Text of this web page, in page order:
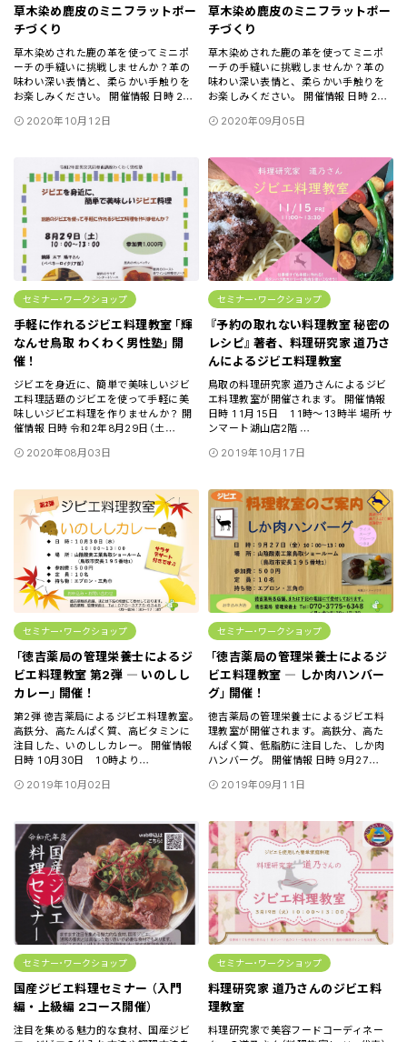
草木染め鹿皮のミニフラットポー
チづくり
草木染めされた鹿の革を使ってミニポ
ーチの手縫いに挑戦しませんか？革の
味わい深い表情と、柔らかい手触りを
お楽しみください。 開催情報 日時 2…
2020年10月12日
草木染め鹿皮のミニフラットポー
チづくり
草木染めされた鹿の革を使ってミニポ
ーチの手縫いに挑戦しませんか？革の
味わい深い表情と、柔らかい手触りを
お楽しみください。 開催情報 日時 2…
2020年09月05日
セミナー･ワークショップ
手軽に作れるジビエ料理教室「輝
なんせ鳥取 わくわく男性塾」開
催！
ジビエを身近に、簡単で美味しいジビ
エ料理話題のジビエを使って手軽に美
味しいジビエ料理を作りませんか？ 開
催情報 日時 令和2年8月29日（土…
2020年08月03日
セミナー･ワークショップ
『予約の取れない料理教室 秘密の
レシピ』著者、料理研究家 道乃さ
んによるジビエ料理教室
鳥取の料理研究家 道乃さんによるジビ
エ料理教室が開催されます。 開催情報
日時 11月15日 11時～13時半 場所 サ
ンマート湖山店2階 …
2019年10月17日
セミナー･ワークショップ
「徳吉薬局の管理栄養士によるジ
ビエ料理教室 第2弾 ― いのしし
カレー」開催！
第2弾 徳吉薬局によるジビエ料理教室。
高鉄分、高たんぱく質、高ビタミンに
注目した、いのししカレー。 開催情報
日時 10月30日 10時より…
2019年10月02日
セミナー･ワークショップ
「徳吉薬局の管理栄養士によるジ
ビエ料理教室 ― しか肉ハンバー
グ」開催！
徳吉薬局の管理栄養士によるジビエ料
理教室が開催されます。高鉄分、高た
んぱく質、低脂肪に注目した、しか肉
ハンバーグ。 開催情報 日時 9月27…
2019年09月11日
セミナー･ワークショップ
国産ジビエ料理セミナー （入門
編・上級編 2コース開催）
注目を集める魅力的な食材、国産ジビ
セミナー･ワークショップ
料理研究家 道乃さんのジビエ料
理教室
料理研究家で美容フードコーディネー